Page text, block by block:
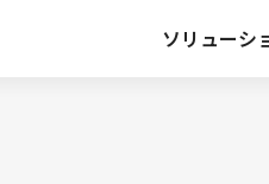
ソリューシ